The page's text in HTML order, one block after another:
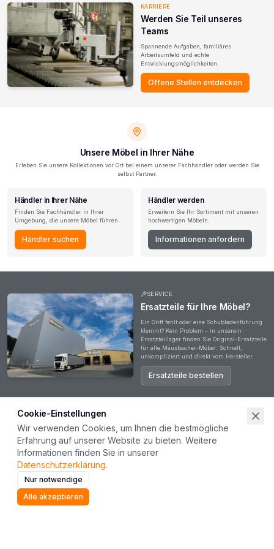
KARRIERE
Werden Sie Teil unseres
Teams
Spannende Aufgaben, familiäres
Arbeitsumfeld und echte
Entwicklungsmöglichkeiten.
Offene Stellen entdecken
Unsere Möbel in Ihrer Nähe
Erleben Sie unsere Kollektionen vor Ort bei einem unserer Fachhändler oder werden Sie
selbst Partner.
Händler in Ihrer Nähe
Finden Sie Fachhändler in Ihrer
Umgebung, die unsere Möbel führen.
Händler suchen
Händler werden
Erweitern Sie Ihr Sortiment mit unseren
hochwertigen Möbeln.
Informationen anfordern
SERVICE
Ersatzteile für Ihre Möbel?
Ein Griff fehlt oder eine Schubladenführung
klemmt? Kein Problem – in unserem
Ersatzteillager finden Sie Original-Ersatzteile
für alle Mäusbacher-Möbel. Schnell,
unkompliziert und direkt vom Hersteller.
Ersatzteile bestellen
Haben Sie Fragen?
Ob zu unseren Produkten, Ihrer Bestellung oder einer Zusammenarbeit – unser Team steht
Ihnen gerne zur Verfügung. Wir freuen uns auf Ihre Nachricht.
Cookie-Einstellungen
Wir verwenden Cookies, um Ihnen die bestmögliche
Erfahrung auf unserer Website zu bieten. Weitere
Informationen finden Sie in unserer
Datenschutzerklärung.
Nur notwendige
Alle akzeptieren